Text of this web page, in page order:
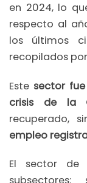
en 2024, lo
respecto al
los últimos
recopilados
Este sector
crisis de la
recuperado,
empleo
El sector de